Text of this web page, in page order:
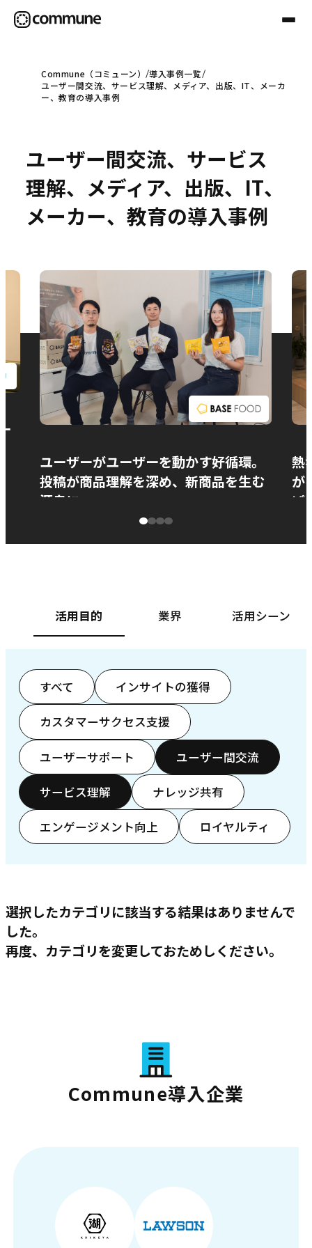
Communeについて
事例
お役立ち情報
お問い合わせ
Commune（コミューン）
導入事例一覧
ユーザー間交流、サービス理解、メディア、出版、IT、メーカ
ー、教育の導入事例
ユーザー間交流、サービス
理解、メディア、出版、IT、
メーカー、教育の導入事例
ユーザーがユーザーを動かす好循環。
投稿が商品理解を深め、新商品を生む
源泉に
熱
が
ぱ
活用目的 業界 活用シーン
すべて インサイトの獲得
カスタマーサクセス支援
ユーザーサポート ユーザー間交流
サービス理解 ナレッジ共有
エンゲージメント向上 ロイヤルティ
選択したカテゴリに該当する結果はありませんで
した。
再度、カテゴリを変更しておためしください。
Commune導入企業